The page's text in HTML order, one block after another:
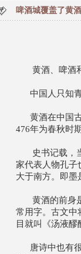
啤酒城覆盖了黄
啤酒
黄酒、啤酒和
中国人只知青
黄酒在中国古
476年为春秋时
史书记载，当
家代表人物孔子
大于南方。即墨
黄酒的前身是
常用字。古文中
目就叫《汤液醪
唐诗中也有很